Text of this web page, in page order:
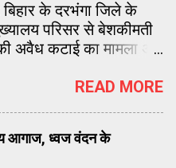
के दरभंगा जिले के
परिसर से बेशकीमती
अवैध कटाई का मामला अब
सप्ताह से लगातार स्थानीय
खबरों ने वन विभाग और
बीच हड़कंप मचा दिया है।
READ MORE
आगाज, ध्वज वंदन के